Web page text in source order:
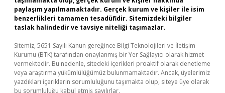
paylaşım yapılmamaktadır. Gerçek kurum ve kişiler ile isim
benzerlikleri tamamen tesadüfidir. Sitemizdeki bilgiler
taslak halindedir ve tavsiye niteliği taşımazlar.
Sitemiz, 5651 Sayılı Kanun gereğince Bilgi Teknolojileri ve İletişim
Kurumu (BTK) tarafından onaylanmış bir Yer Sağlayıcı olarak hizmet
vermektedir. Bu nedenle, sitedeki içerikleri proaktif olarak denetleme
veya araştırma yükümlülüğümüz bulunmamaktadır. Ancak, üyelerimiz
yazdıkları içeriklerin sorumluluğunu taşımakta olup, siteye üye olarak
bu sorumluluğu kabul etmiş sayılırlar.